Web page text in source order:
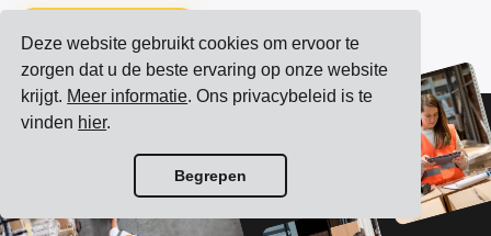
Deze website gebruikt cookies om ervoor te
zorgen dat u de beste ervaring op onze website
krijgt. Meer informatie. Ons privacybeleid is te
vinden hier.
Begrepen
Bekijk alle vervoerders